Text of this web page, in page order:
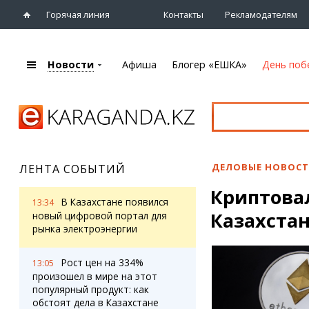
Горячая линия Контакты Рекламодателям
Караганды
eTV
Рассылка новостей
Персоны
Афиша
Театры
Спорт
Выставки
Цирк и зоопарк
Блогер «ЕШКА»
Лента блогера
Web-камеры
Новости Афиша Блогер «ЕШКА» День
ЛЕНТА СОБЫТИЙ
13:34
В Казахстане появился
новый цифровой портал для
рынка электроэнергии
13:05
Рост цен на 334%
произошел в мире на этот
популярный продукт: как
обстоят дела в Казахстане
ДЕЛОВЫЕ